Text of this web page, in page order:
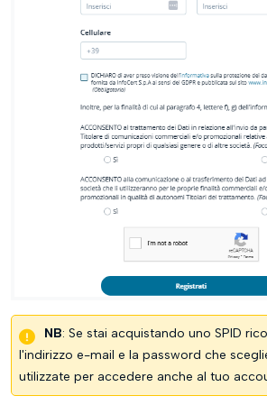
NB: Se stai acquistando uno SPID
l'indirizzo e-mail e la password che
utilizzate per accedere anche al tuo